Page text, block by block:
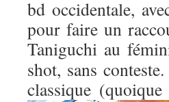
bd occidentale,
pour faire un
Taniguchi au
shot, sans
classique (quoique